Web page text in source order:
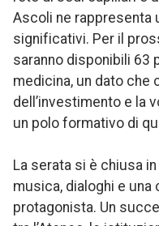
Ascoli ne rappresenta
significativi. Per il
saranno disponibili 63
medicina, un dato che
dell’investimento e la
un polo formativo di
La serata si è chiusa
musica, dialoghi e
protagonista. Un